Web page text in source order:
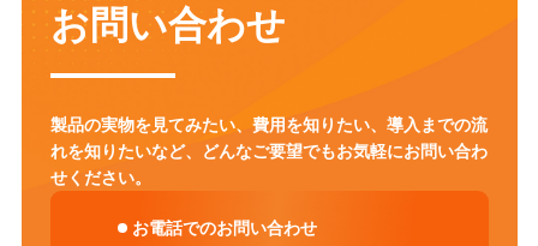
お問い合わせ
製品の実物を見てみたい、費用を知りたい、導入までの流
れを知りたいなど、
どんなご要望でもお気軽にお問い合わ
せください。
お電話でのお問い合わせ